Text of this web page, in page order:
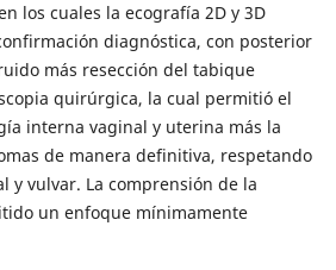
los cuales la ecografía 2D y 3D
diagnóstica, con posterior
más resección del tabique
quirúrgica, la cual permitió el
interna vaginal y uterina más la
de manera definitiva, respetando
y vulvar. La comprensión de la
un enfoque mínimamente